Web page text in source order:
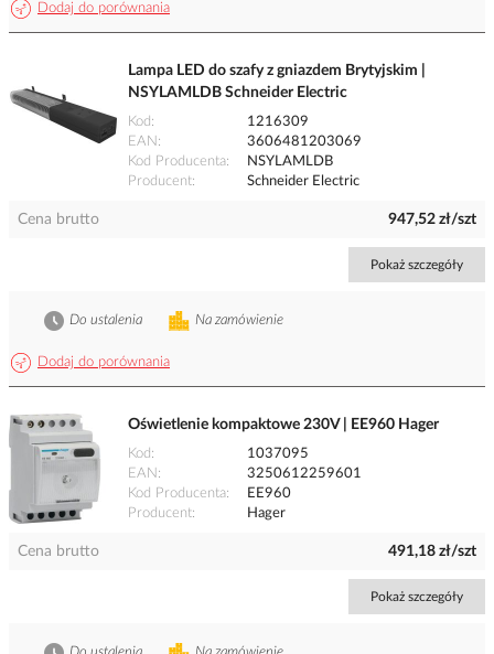
Dodaj do porównania
Lampa LED do szafy z gniazdem Brytyjskim |
NSYLAMLDB Schneider Electric
Kod
1216309
EAN
3606481203069
Kod Producenta
NSYLAMLDB
Producent
Schneider Electric
Cena brutto 947,52 zł/szt
Pokaż szczegóły
Dodaj do porównania
Na zamówienie
Do ustalenia
Oświetlenie kompaktowe 230V | EE960 Hager
Kod
1037095
EAN
3250612259601
Kod Producenta
EE960
Producent
Hager
Cena brutto 491,18 zł/szt
Pokaż szczegóły